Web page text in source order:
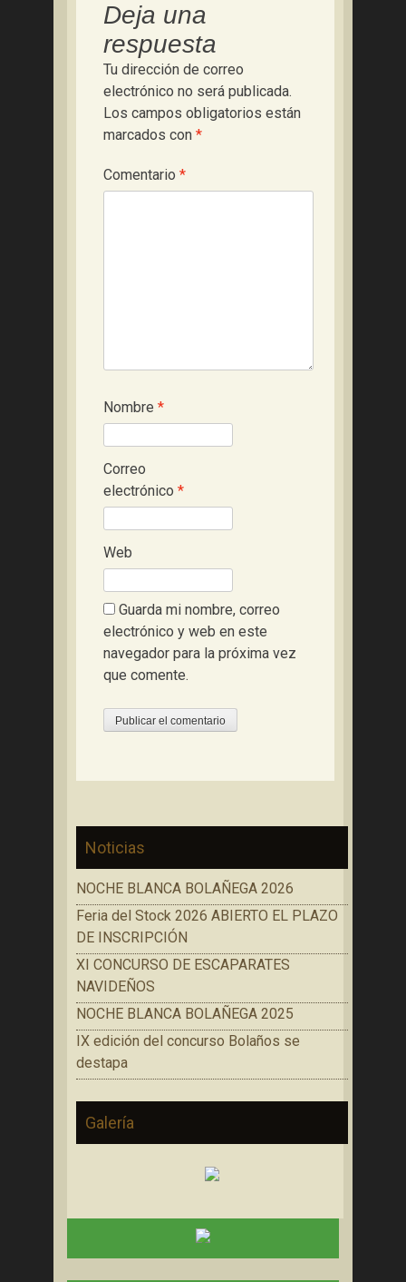
Deja una
respuesta
Tu dirección de correo
electrónico no será publicada.
Los campos obligatorios están
marcados con *
Comentario *
Nombre *
Correo
electrónico *
Web
Guarda mi nombre, correo
electrónico y web en este
navegador para la próxima vez
que comente.
Noticias
NOCHE BLANCA BOLAÑEGA 2026
Feria del Stock 2026 ABIERTO EL PLAZO
DE INSCRIPCIÓN
XI CONCURSO DE ESCAPARATES
NAVIDEÑOS
NOCHE BLANCA BOLAÑEGA 2025
IX edición del concurso Bolaños se
destapa
Galería